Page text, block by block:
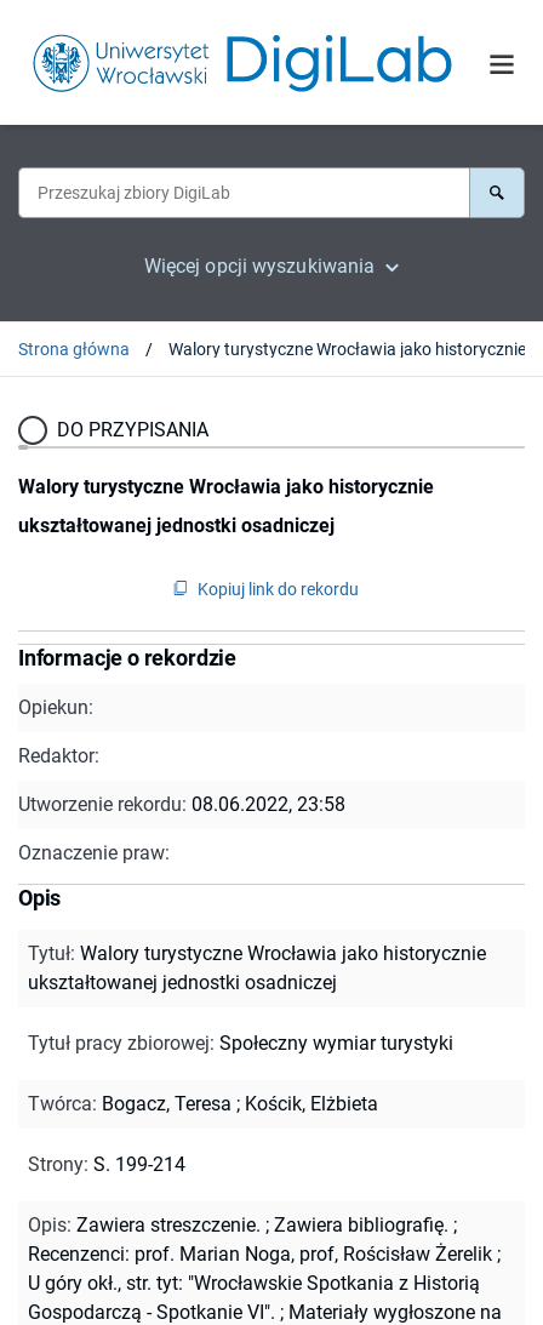
Więcej opcji wyszukiwania
Strona główna
DO PRZYPISANIA
Walory turystyczne Wrocławia jako historycznie
ukształtowanej jednostki osadniczej
Kopiuj link do rekordu
Informacje o rekordzie
Opiekun:
Redaktor:
Utworzenie rekordu: 08.06.2022, 23:58
Oznaczenie praw:
Opis
Tytuł: Walory turystyczne Wrocławia jako historycznie
ukształtowanej jednostki osadniczej
Tytuł pracy zbiorowej: Społeczny wymiar turystyki
Twórca: Bogacz, Teresa ; Kościk, Elżbieta
Strony: S. 199-214
Opis: Zawiera streszczenie. ; Zawiera bibliografię. ;
Recenzenci: prof. Marian Noga, prof, Rościsław Żerelik ;
U góry okł., str. tyt: "Wrocławskie Spotkania z Historią
Gospodarczą - Spotkanie VI". ; Materiały wygłoszone na